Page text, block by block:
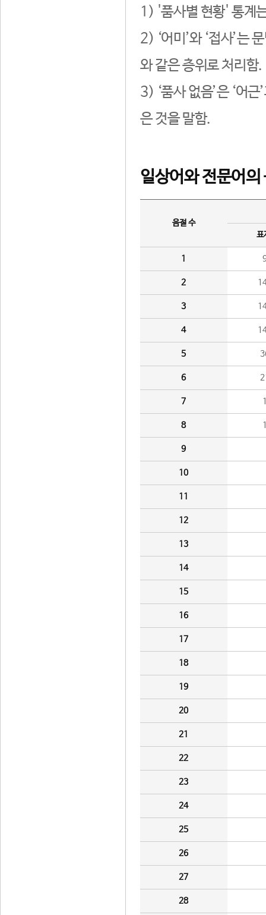
1) '품사별 현황' 통계
2) ‘어미’와 ‘접사’는
와 같은 층위로 처리함.
3) ‘품사 없음’은 ‘어
은 것을 말함.
일상어와 전문어의
음절 수
표
1
2
3
4
5
6
7
8
9
10
11
12
13
14
15
16
17
18
19
20
21
22
23
24
25
26
27
28